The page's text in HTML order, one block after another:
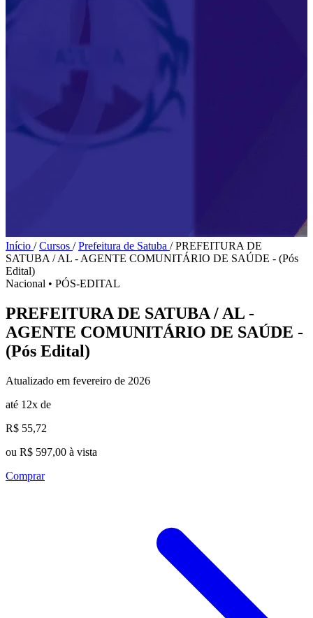
Início / Cursos / Prefeitura de Satuba / PREFEITURA DE
SATUBA / AL - AGENTE COMUNITÁRIO DE SAÚDE - (Pós
Edital)
Nacional • PÓS-EDITAL
PREFEITURA DE SATUBA / AL -
AGENTE COMUNITÁRIO DE SAÚDE -
(Pós Edital)
Atualizado em fevereiro de 2026
até 12x de
R$ 55,72
ou R$ 597,00 à vista
Comprar